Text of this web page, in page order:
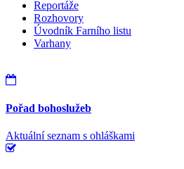
Reportáže
Rozhovory
Úvodník Farního listu
Varhany
Pořad bohoslužeb
Aktuální seznam s ohláškami